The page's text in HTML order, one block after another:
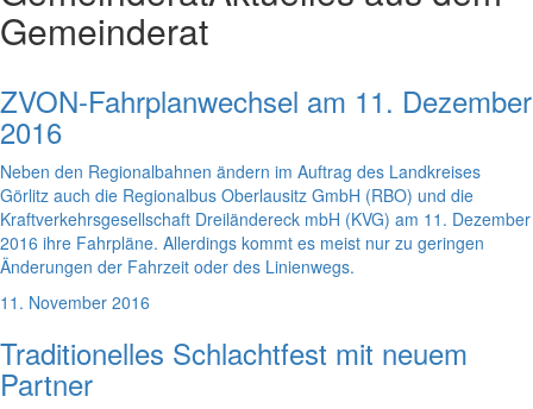
Gemeinderat
ZVON-Fahrplanwechsel am 11. Dezember
2016
Neben den Regionalbahnen ändern im Auftrag des Landkreises
Görlitz auch die Regionalbus Oberlausitz GmbH (RBO) und die
Kraftverkehrsgesellschaft Dreiländereck mbH (KVG) am 11. Dezember
2016 ihre Fahrpläne. Allerdings kommt es meist nur zu geringen
Änderungen der Fahrzeit oder des Linienwegs.
11. November 2016
Traditionelles Schlachtfest mit neuem
Partner